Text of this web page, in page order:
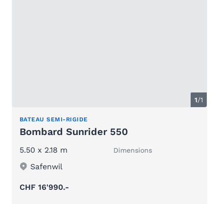
1/1
BATEAU SEMI-RIGIDE
Bombard Sunrider 550
5.50 x 2.18 m Dimensions
Safenwil
CHF 16'990.-